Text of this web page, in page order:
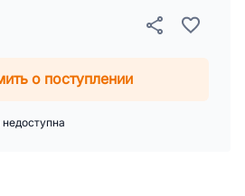
о поступлении